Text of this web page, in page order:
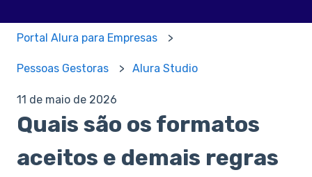
Portal Alura para Empresas
Pessoas Gestoras Alura Studio
11 de maio de 2026
Quais são os formatos
aceitos e demais regras